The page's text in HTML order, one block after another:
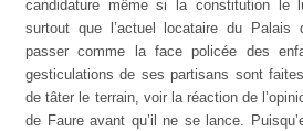
candidature même si la constitution le
surtout que l’actuel locataire du
passer comme la face policée des
gesticulations de ses partisans sont
de tâter le terrain, voir la réaction de
de Faure avant qu’il ne se lance.